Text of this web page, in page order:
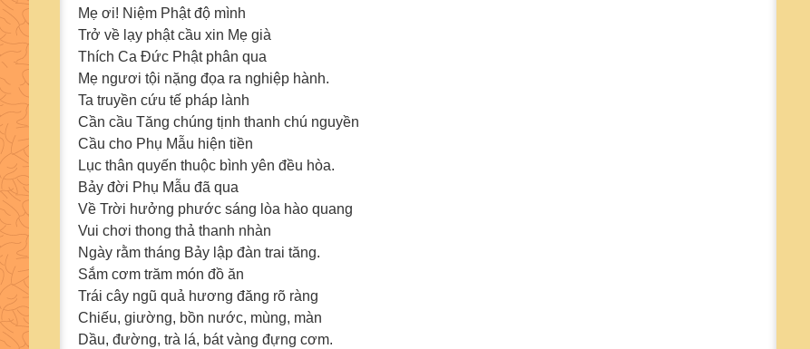
Mẹ ơi! Niệm Phật độ mình
Trở về lạy phật cầu xin Mẹ già
Thích Ca Đức Phật phân qua
Mẹ ngươi tội nặng đọa ra nghiệp hành.
Ta truyền cứu tế pháp lành
Cần cầu Tăng chúng tịnh thanh chú nguyền
Cầu cho Phụ Mẫu hiện tiền
Lục thân quyến thuộc bình yên đều hòa.
Bảy đời Phụ Mẫu đã qua
Về Trời hưởng phước sáng lòa hào quang
Vui chơi thong thả thanh nhàn
Ngày rằm tháng Bảy lập đàn trai tăng.
Sắm cơm trăm món đồ ăn
Trái cây ngũ quả hương đăng rõ ràng
Chiếu, giường, bồn nước, mùng, màn
Dầu, đường, trà lá, bát vàng đựng cơm.